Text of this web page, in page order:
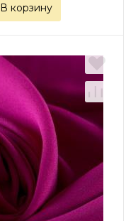
В корзину